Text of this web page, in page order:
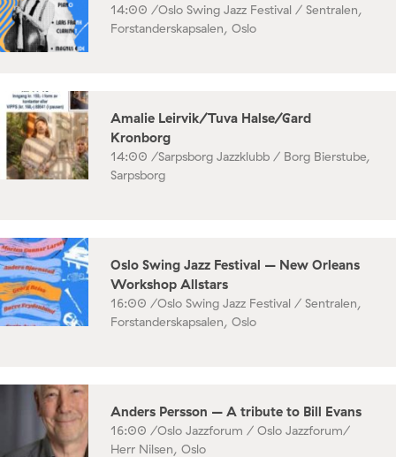
14:00 /Oslo Swing Jazz Festival / Sentralen,
Forstanderskapsalen, Oslo
Amalie Leirvik/Tuva Halse/Gard
Kronborg
14:00 /Sarpsborg Jazzklubb / Borg Bierstube,
Sarpsborg
Oslo Swing Jazz Festival – New Orleans
Workshop Allstars
16:00 /Oslo Swing Jazz Festival / Sentralen,
Forstanderskapsalen, Oslo
Anders Persson – A tribute to Bill Evans
16:00 /Oslo Jazzforum / Oslo Jazzforum/
Herr Nilsen, Oslo